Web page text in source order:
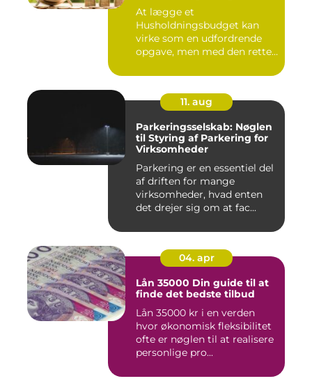
At lægge et
Husholdningsbudget kan
virke som en udfordrende
opgave, men med den rette
11. aug
Parkeringsselskab: Nøglen
til Styring af Parkering for
Virksomheder
Parkering er en essentiel del
af driften for mange
virksomheder, hvad enten
det drejer sig om at fac...
04. apr
Lån 35000 Din guide til at
finde det bedste tilbud
Lån 35000 kr i en verden
hvor økonomisk fleksibilitet
ofte er nøglen til at realisere
personlige pro...